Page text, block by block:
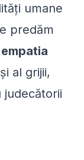
umane
predăm
empatia
al grijii,
judecătorii